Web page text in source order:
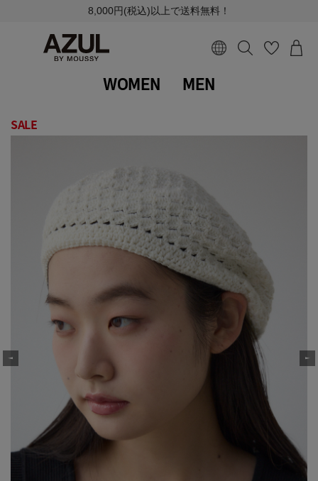
8,000円(税込)以上で送料無料！
WOMEN MEN
SALE